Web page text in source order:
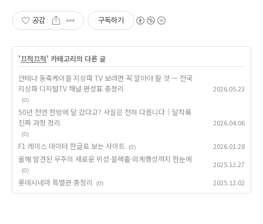
공감 구독하기
'끄적끄적' 카테고리의 다른 글
안테나 동축케이블 지상파 TV 보려면 꼭 알아야 할 것 — 전국
지상파 디지털TV 채널 편성표 총정리
(0)
2026.05.23
50년 전엔 한방에 달 갔다고? 사실은 전혀 다릅니다｜달착륙
진짜 과정 정리
(0)
2026.04.06
F1 레이스 데이터 한글로 보는 사이트 (0) 2026.01.28
올해 발견된 우주의 새로운 위성·블랙홀·외계행성까지 한눈에
(0)
2025.12.27
롯데시네마 특별관 총정리 (0) 2025.12.02